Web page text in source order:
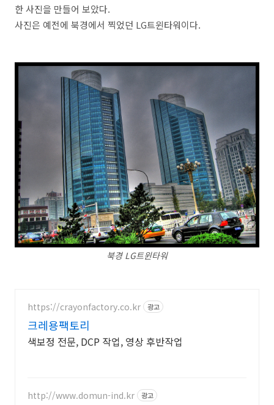
한 사진을 만들어 보았다.
사진은 예전에 북경에서 찍었던 LG트윈타워이다.
북경 LG트윈타워
https://crayonfactory.co.kr 광고
크레용팩토리
색보정 전문, DCP 작업, 영상 후반작업
http://www.domun-ind.kr 광고